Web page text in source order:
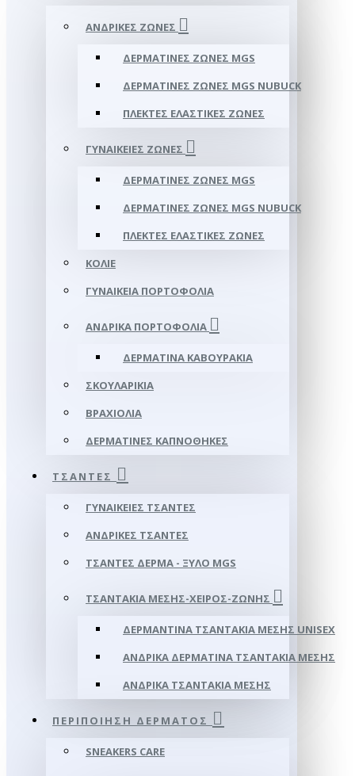
ΑΝΔΡΙΚΈΣ ΖΏΝΕΣ
ΔΕΡΜΆΤΙΝΕΣ ΖΏΝΕΣ MGS
ΔΕΡΜΆΤΙΝΕΣ ΖΏΝΕΣ MGS NUBUCK
ΠΛΕΚΤΈΣ ΕΛΑΣΤΙΚΈΣ ΖΏΝΕΣ
ΓΥΝΑΙΚΕΊΕΣ ΖΏΝΕΣ
ΔΕΡΜΆΤΙΝΕΣ ΖΏΝΕΣ MGS
ΔΕΡΜΆΤΙΝΕΣ ΖΏΝΕΣ MGS NUBUCK
ΠΛΕΚΤΈΣ ΕΛΑΣΤΙΚΈΣ ΖΏΝΕΣ
ΚΟΛΙΈ
ΓΥΝΑΙΚΕΊΑ ΠΟΡΤΟΦΌΛΙΑ
ΑΝΔΡΙΚΆ ΠΟΡΤΟΦΌΛΙΑ
ΔΕΡΜΆΤΙΝΑ ΚΑΒΟΥΡΆΚΙΑ
ΣΚΟΥΛΑΡΊΚΙΑ
ΒΡΑΧΙΌΛΙΑ
ΔΕΡΜΆΤΙΝΕΣ ΚΑΠΝΟΘΉΚΕΣ
ΤΣΆΝΤΕΣ
ΓΥΝΑΙΚΕΊΕΣ ΤΣΆΝΤΕΣ
ΑΝΔΡΙΚΈΣ ΤΣΆΝΤΕΣ
ΤΣΆΝΤΕΣ ΔΈΡΜΑ - ΞΎΛΟ MGS
ΤΣΑΝΤΆΚΙΑ ΜΈΣΗΣ-ΧΕΙΡΌΣ-ΖΏΝΗΣ
ΔΕΡΜΆΝΤΙΝΑ ΤΣΑΝΤΆΚΙΑ ΜΈΣΗΣ UNISEX
ΑΝΔΡΙΚΆ ΔΕΡΜΆΤΙΝΑ ΤΣΑΝΤΆΚΙΑ ΜΈΣΗΣ
ΑΝΔΡΙΚΆ ΤΣΑΝΤΆΚΙΑ ΜΈΣΗΣ
ΠΕΡΙΠΟΊΗΣΗ ΔΈΡΜΑΤΟΣ
SNEAKERS CARE